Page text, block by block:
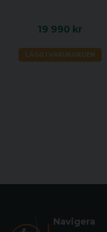
19 990 kr
LÄGG I VARUKORGEN
Navigera